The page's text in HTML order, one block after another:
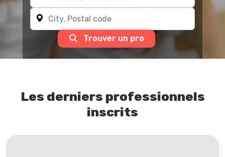
Trouver un pro
Les derniers professionnels
inscrits